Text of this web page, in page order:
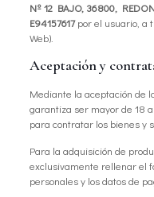
Nº 12 BAJO, 36800,
E94157617por el usuario, a
Web).
Aceptación y
Mediante la aceptación de
garantiza ser mayor de 18
para contratar los bienes y
Para la adquisición de
exclusivamente rellenar el
personales y los datos de